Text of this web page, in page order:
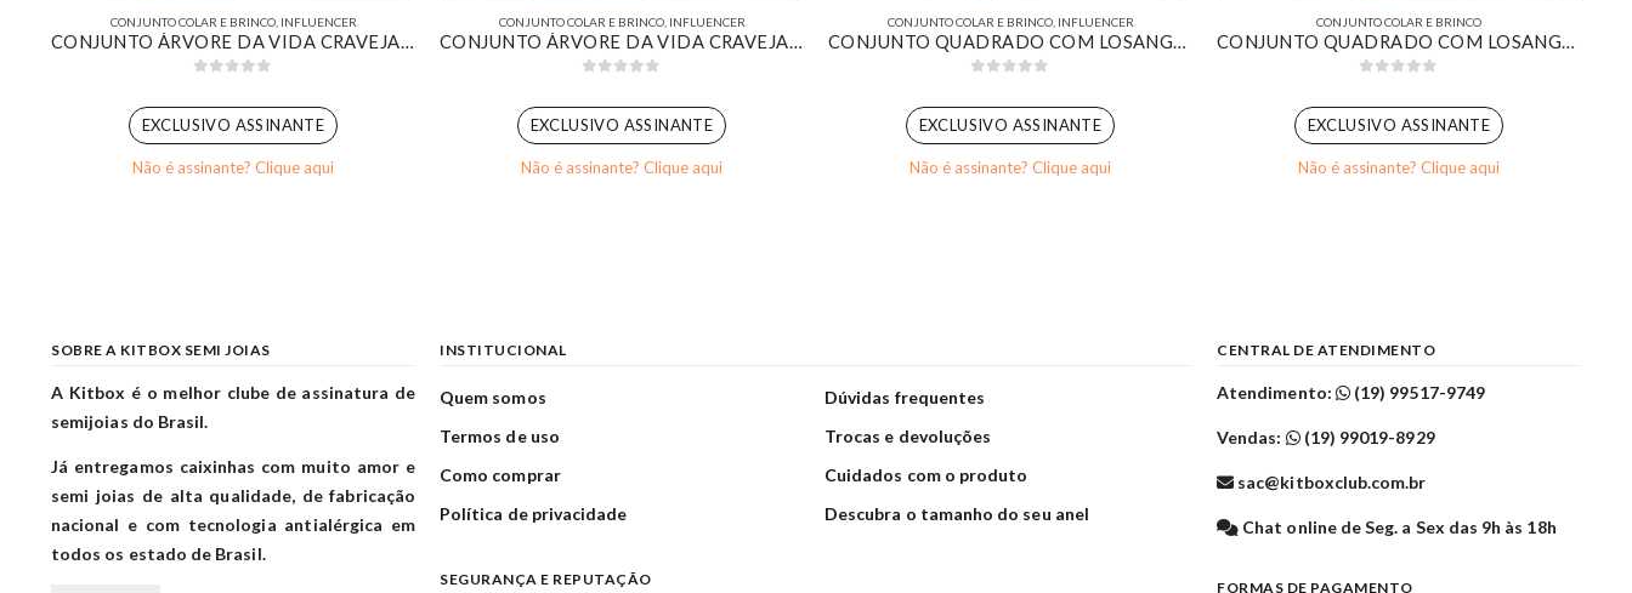
CONJUNTO COLAR E BRINCO, INFLUENCER
CONJUNTO ÁRVORE DA VIDA CRAVEJADO BANHADO EM OURO BRANCO
EXCLUSIVO ASSINANTE
Não é assinante? Clique aqui
CONJUNTO COLAR E BRINCO, INFLUENCER
CONJUNTO ÁRVORE DA VIDA CRAVEJADO BANHADO EM OURO 18K
EXCLUSIVO ASSINANTE
Não é assinante? Clique aqui
CONJUNTO COLAR E BRINCO, INFLUENCER
CONJUNTO QUADRADO COM LOSANGO CRAVEJADO BANHADO EM OURO 18K
EXCLUSIVO ASSINANTE
Não é assinante? Clique aqui
CONJUNTO COLAR E BRINCO
CONJUNTO QUADRADO COM LOSANGO CRAVEJADO BANHADO EM OURO BRANCO
EXCLUSIVO ASSINANTE
Não é assinante? Clique aqui
SOBRE A KITBOX SEMI JOIAS
A Kitbox é o melhor clube de assinatura de
semijoias do Brasil.
Já entregamos caixinhas com muito amor e
semi joias de alta qualidade, de fabricação
nacional e com tecnologia antialérgica em
todos os estado de Brasil.
INSTITUCIONAL
Quem somos
Termos de uso
Como comprar
Política de privacidade
Dúvidas frequentes
Trocas e devoluções
Cuidados com o produto
Descubra o tamanho do seu anel
SEGURANÇA E REPUTAÇÃO
CENTRAL DE ATENDIMENTO
Atendimento: (19) 99517-9749
Vendas: (19) 99019-8929
sac@kitboxclub.com.br
Chat online de Seg. a Sex das 9h às 18h
FORMAS DE PAGAMENTO